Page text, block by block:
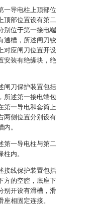
一导电柱上顶部位
顶部位置设有第二
别位于第一接电端
通槽，所述闸刀铰
对应闸刀位置开设
安装有绝缘块，绝
闸刀保护装置包括
所述第一接电端包
第一导电和套筒上
两侧位置分别设有
。
第一导电柱与第二
内。
接线保护装置包括
方的空腔，底座下
别开设有滑槽，滑
相固定连接。